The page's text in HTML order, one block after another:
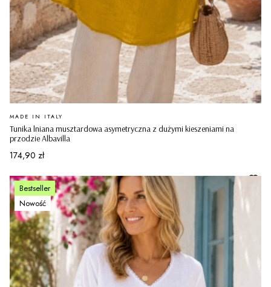
Tunika lniana musztardowa asymetryczna z dużymi kieszeniami na
przodzie Albavilla
PRODUCENT
MADE IN ITALY
Cena
174,90 zł
Bestseller
Nowość